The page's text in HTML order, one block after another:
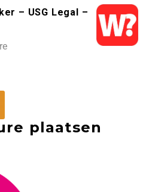
– USG Legal –
plaatsen